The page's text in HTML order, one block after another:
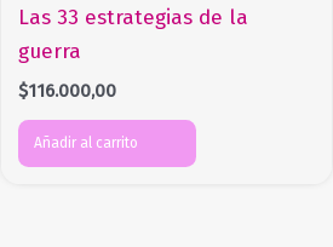
Las 33 estrategias de la
guerra
$116.000,00
Añadir al carrito